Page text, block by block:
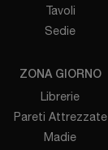
Tavoli
Sedie
ZONA GIORNO
Librerie
Pareti Attrezzate
Madie